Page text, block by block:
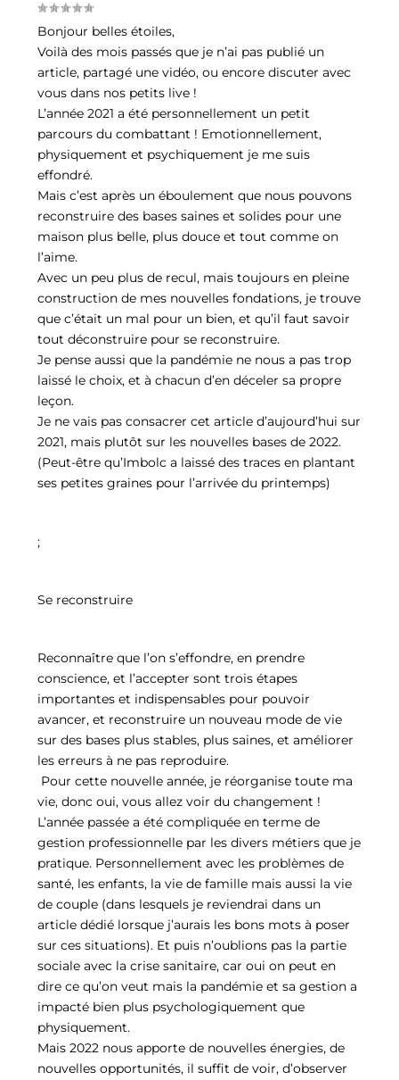
Bonjour belles étoiles,
Voilà des mois passés que je n’ai pas publié un
article, partagé une vidéo, ou encore discuter avec
vous dans nos petits live !
L’année 2021 a été personnellement un petit
parcours du combattant ! Emotionnellement,
physiquement et psychiquement je me suis
effondré.
Mais c’est après un éboulement que nous pouvons
reconstruire des bases saines et solides pour une
maison plus belle, plus douce et tout comme on
l’aime.
Avec un peu plus de recul, mais toujours en pleine
construction de mes nouvelles fondations, je trouve
que c’était un mal pour un bien, et qu’il faut savoir
tout déconstruire pour se reconstruire.
Je pense aussi que la pandémie ne nous a pas trop
laissé le choix, et à chacun d’en déceler sa propre
leçon.
Je ne vais pas consacrer cet article d’aujourd’hui sur
2021, mais plutôt sur les nouvelles bases de 2022.
(Peut-être qu’Imbolc a laissé des traces en plantant
ses petites graines pour l’arrivée du printemps)
;
Se reconstruire
Reconnaître que l’on s’effondre, en prendre
conscience, et l’accepter sont trois étapes
importantes et indispensables pour pouvoir
avancer, et reconstruire un nouveau mode de vie
sur des bases plus stables, plus saines, et améliorer
les erreurs à ne pas reproduire.
Pour cette nouvelle année, je réorganise toute ma
vie, donc oui, vous allez voir du changement !
L’année passée a été compliquée en terme de
gestion professionnelle par les divers métiers que je
pratique. Personnellement avec les problèmes de
santé, les enfants, la vie de famille mais aussi la vie
de couple (dans lesquels je reviendrai dans un
article dédié lorsque j’aurais les bons mots à poser
sur ces situations). Et puis n’oublions pas la partie
sociale avec la crise sanitaire, car oui on peut en
dire ce qu’on veut mais la pandémie et sa gestion a
impacté bien plus psychologiquement que
physiquement.
Mais 2022 nous apporte de nouvelles énergies, de
nouvelles opportunités, il suffit de voir, d’observer